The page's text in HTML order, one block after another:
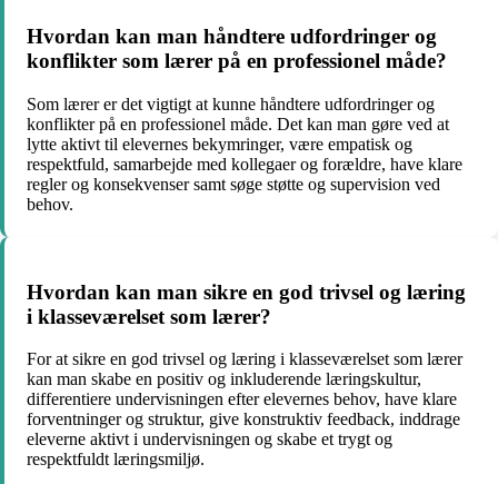
Hvordan kan man håndtere udfordringer og
konflikter som lærer på en professionel måde?
Som lærer er det vigtigt at kunne håndtere udfordringer og
konflikter på en professionel måde. Det kan man gøre ved at
lytte aktivt til elevernes bekymringer, være empatisk og
respektfuld, samarbejde med kollegaer og forældre, have klare
regler og konsekvenser samt søge støtte og supervision ved
behov.
Hvordan kan man sikre en god trivsel og læring
i klasseværelset som lærer?
For at sikre en god trivsel og læring i klasseværelset som lærer
kan man skabe en positiv og inkluderende læringskultur,
differentiere undervisningen efter elevernes behov, have klare
forventninger og struktur, give konstruktiv feedback, inddrage
eleverne aktivt i undervisningen og skabe et trygt og
respektfuldt læringsmiljø.